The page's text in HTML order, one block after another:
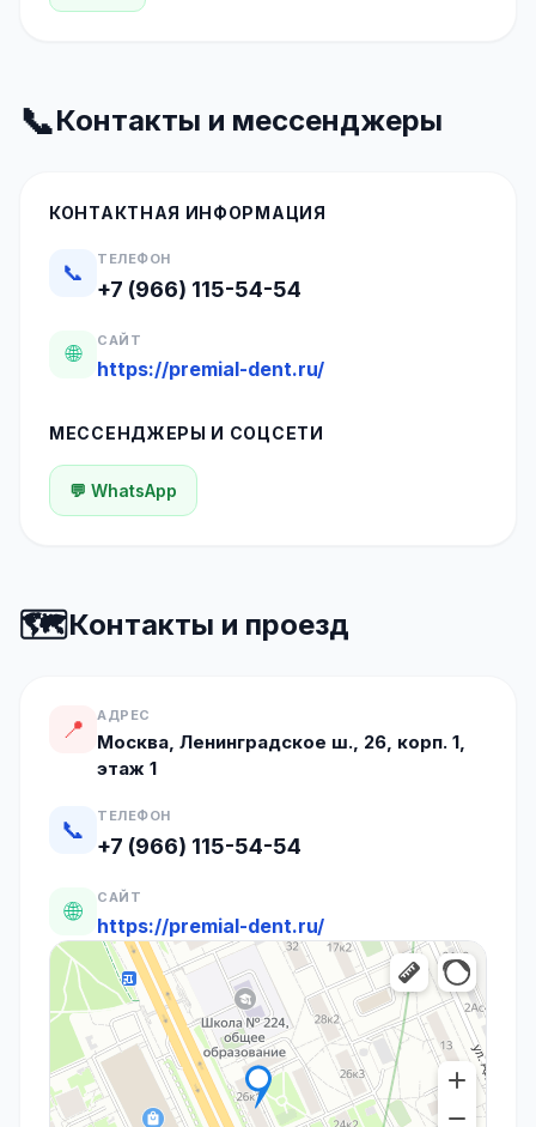
📞Контакты и мессенджеры
КОНТАКТНАЯ ИНФОРМАЦИЯ
📞
ТЕЛЕФОН
+7 (966) 115-54-54
🌐
САЙТ
https://premial-dent.ru/
МЕССЕНДЖЕРЫ И СОЦСЕТИ
💬 WhatsApp
🗺️Контакты и проезд
📍 АДРЕС
Москва, Ленинградское ш., 26, корп. 1,
этаж 1
📞 ТЕЛЕФОН
+7 (966) 115-54-54
🌐 САЙТ
https://premial-dent.ru/